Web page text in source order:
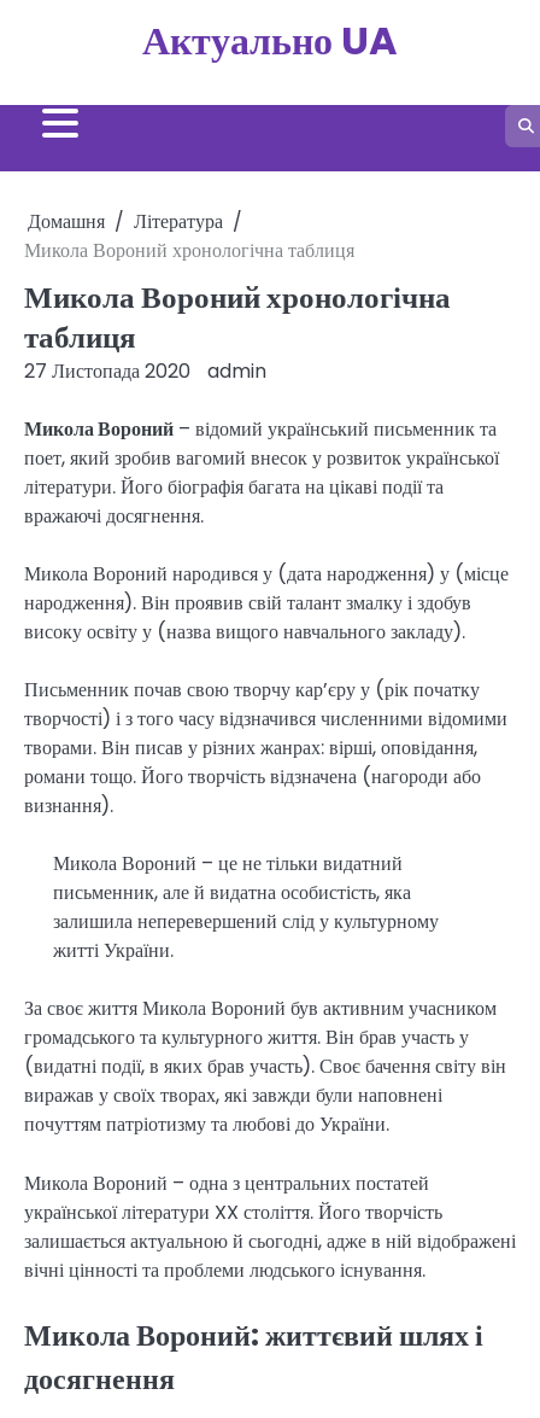
Актуально UA
Домашня
Література
Микола Вороний хронологічна таблиця
Микола Вороний хронологічна
таблиця
27 Листопада 2020 admin
Микола Вороний – відомий український письменник та
поет, який зробив вагомий внесок у розвиток української
літератури. Його біографія багата на цікаві події та
вражаючі досягнення.
Микола Вороний народився у (дата народження) у (місце
народження). Він проявив свій талант змалку і здобув
високу освіту у (назва вищого навчального закладу).
Письменник почав свою творчу кар’єру у (рік початку
творчості) і з того часу відзначився численними відомими
творами. Він писав у різних жанрах: вірші, оповідання,
романи тощо. Його творчість відзначена (нагороди або
визнання).
Микола Вороний – це не тільки видатний
письменник, але й видатна особистість, яка
залишила неперевершений слід у культурному
житті України.
За своє життя Микола Вороний був активним учасником
громадського та культурного життя. Він брав участь у
(видатні події, в яких брав участь). Своє бачення світу він
виражав у своїх творах, які завжди були наповнені
почуттям патріотизму та любові до України.
Микола Вороний – одна з центральних постатей
української літератури XX століття. Його творчість
залишається актуальною й сьогодні, адже в ній відображені
вічні цінності та проблеми людського існування.
Микола Вороний: життєвий шлях і
досягнення